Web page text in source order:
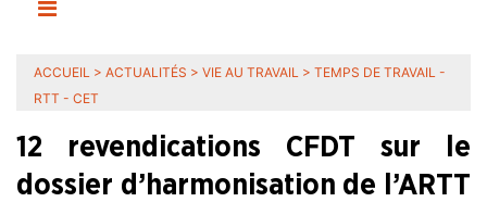
ACCUEIL > ACTUALITÉS > VIE AU TRAVAIL > TEMPS DE TRAVAIL -
RTT - CET
12 revendications CFDT sur le
dossier d’harmonisation de l’ARTT